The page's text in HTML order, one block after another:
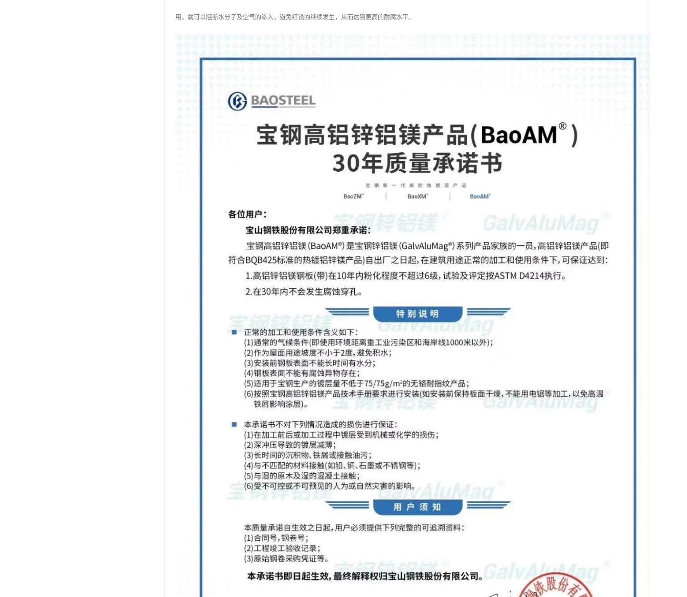
用，就可以阻断水分子及空气的渗入，避免红锈的继续发生，从而达到更高的耐腐水平。